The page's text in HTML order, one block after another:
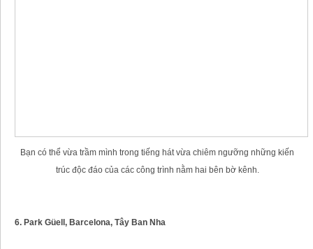
Bạn có thể vừa trầm mình trong tiếng hát vừa chiêm ngưỡng những kiến
trúc độc đáo của các công trình nằm hai bên bờ kênh.
6. Park Güell, Barcelona, Tây Ban Nha